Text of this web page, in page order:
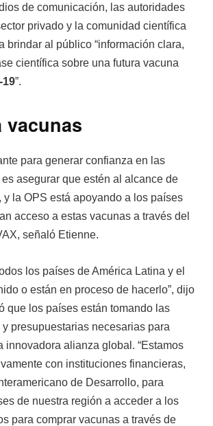
de comunicación, las autoridades
privado y la comunidad científica
brindar al público “información clara,
científica sobre una futura vacuna
19”.
vacunas
para generar confianza en las
asegurar que estén al alcance de
y la OPS está apoyando a los países
acceso a estas vacunas a través del
señaló Etienne.
los países de América Latina y el
o están en proceso de hacerlo”, dijo
que los países están tomando las
presupuestarias necesarias para
innovadora alianza global. “Estamos
con instituciones financieras,
de Desarrollo, para
de nuestra región a acceder a los
para comprar vacunas a través de